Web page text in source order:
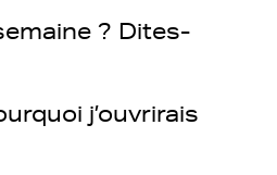
? Dites-
j’ouvrirais